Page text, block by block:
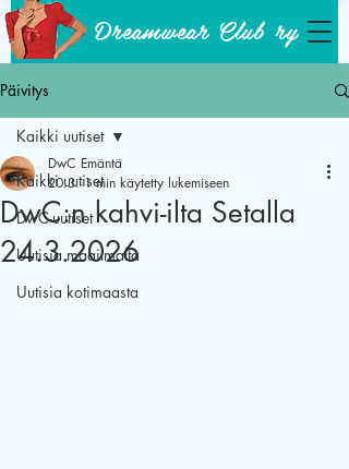
Dreamwear Club ry
Päivitys
Kaikki uutiset
DwC-uutiset
Uutisia maailmalta
Uutisia kotimaasta
Kaikki uutiset
DwC:n kahvi-ilta Setalla
24.3.2026
DwC Emäntä
20.3. 1 min käytetty lukemiseen